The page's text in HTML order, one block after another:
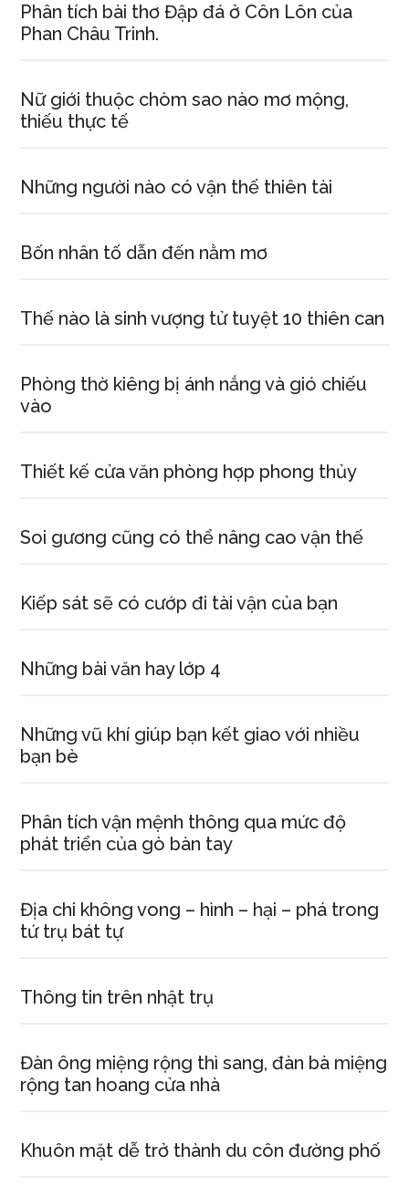
Phân tích bài thơ Đập đá ở Côn Lôn của
Phan Châu Trinh.
Nữ giới thuộc chòm sao nào mơ mộng,
thiếu thực tế
Những người nào có vận thế thiên tài
Bốn nhân tố dẫn đến nằm mơ
Thế nào là sinh vượng tử tuyệt 10 thiên can
Phòng thờ kiêng bị ánh nắng và gió chiếu
vào
Thiết kế cửa văn phòng hợp phong thủy
Soi gương cũng có thể nâng cao vận thế
Kiếp sát sẽ có cướp đi tài vận của bạn
Những bài văn hay lớp 4
Những vũ khí giúp bạn kết giao với nhiều
bạn bè
Phân tích vận mệnh thông qua mức độ
phát triển của gò bàn tay
Địa chi không vong – hình – hại – phá trong
tứ trụ bát tự
Thông tin trên nhật trụ
Đàn ông miệng rộng thì sang, đàn bà miệng
rộng tan hoang cửa nhà
Khuôn mặt dễ trở thành du côn đường phố